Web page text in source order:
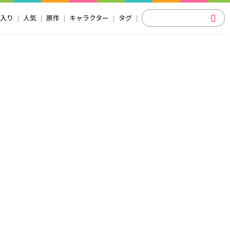
り 人気 原作 キャラクター タグ